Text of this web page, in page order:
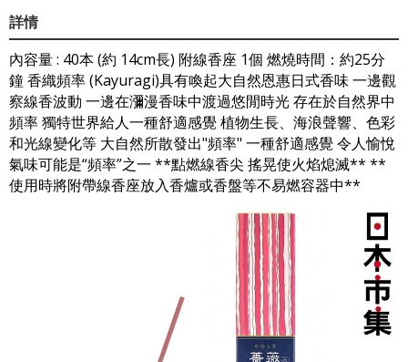
詳情
內容量 : 40本 (約 14cm長) 附線香座 1個 燃燒時間：約25分
鐘 香織頻率 (Kayuragi)具有喚起大自然恩惠日式香味 一邊觀
察線香波動 一邊在瀰漫香味中渡過悠閒時光 存在於自然界中
頻率 獨特世界給人一種舒適感覺 植物生長、海浪聲響、色彩
和光線變化等 大自然所散發出"頻率" 一種舒適感覺 令人愉悅
氣味可能是“頻率”之一 **點燃線香尖 搖晃使火焰熄滅** **
使用時將附帶線香座放入香爐或香盤等不易燃容器中**